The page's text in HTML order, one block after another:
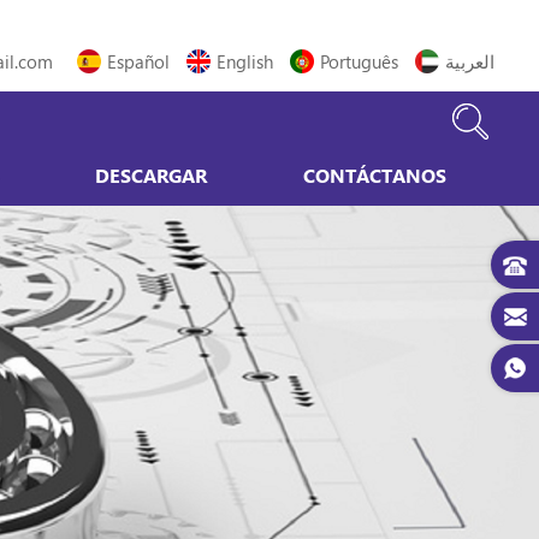
Español
English Português العربية
DESCARGAR CONTÁCTANOS